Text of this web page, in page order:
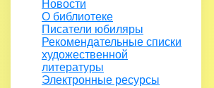
Новости
О библиотеке
Писатели юбиляры
Рекомендательные списки
художественной
литературы
Электронные ресурсы